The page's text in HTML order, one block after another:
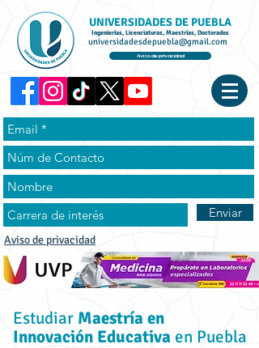
UNIVERSIDADES DE PUEBLA
Ingenierías, Licenciaturas, Maestrías, Doctorados
universidadesdepuebla@gmail.com
Aviso de privacidad
Enviar
Aviso de privacidad
Estudiar Maestría en
Innovación Educativa en Puebla